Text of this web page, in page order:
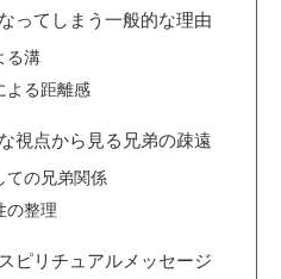
ってしまう一般的な理由
る溝
よる距離感
視点から見る兄弟の疎遠
ての兄弟関係
の整理
ピリチュアルメッセージ